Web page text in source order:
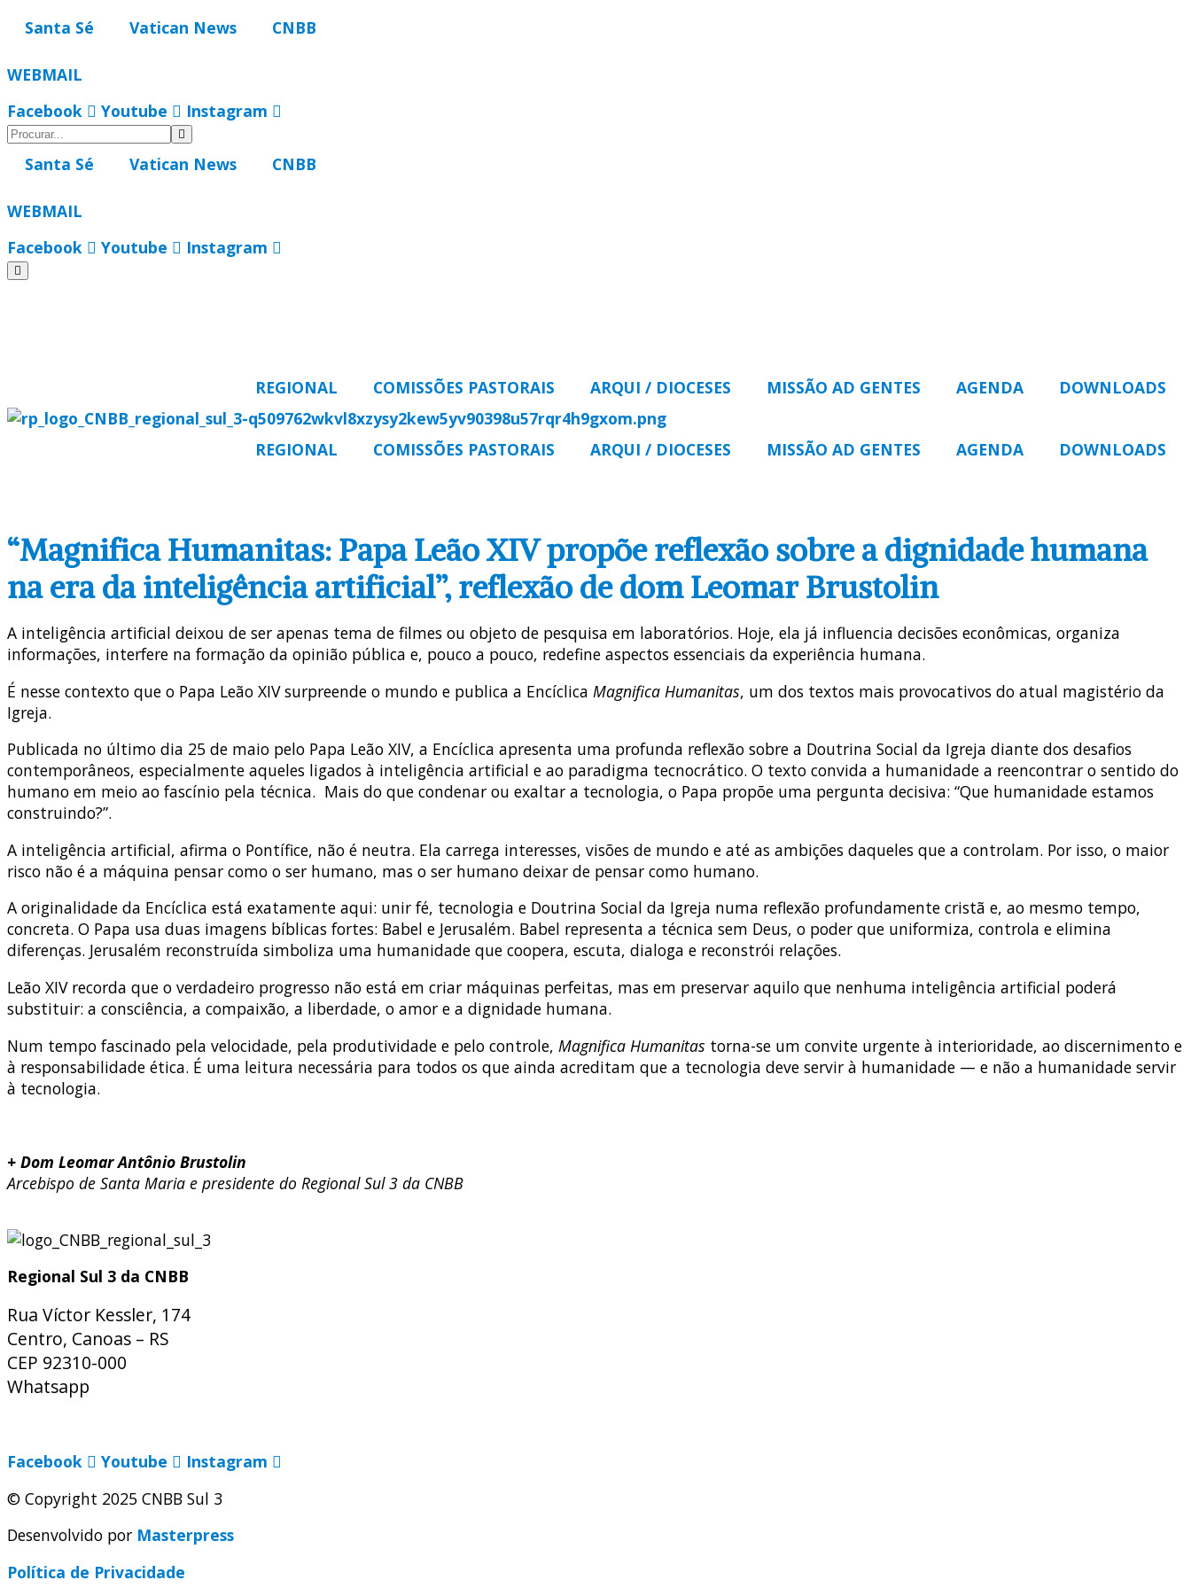
para
conteúdo
Santa Sé Vatican News CNBB
WEBMAIL
Facebook
Youtube Instagram
Santa Sé Vatican News CNBB
WEBMAIL
Facebook
Youtube Instagram
REGIONAL COMISSÕES PASTORAIS ARQUI / DIOCESES MISSÃO AD GENTES AGENDA DOWNLOADS
REGIONAL COMISSÕES PASTORAIS ARQUI / DIOCESES MISSÃO AD GENTES AGENDA DOWNLOADS
“Magnifica Humanitas: Papa Leão XIV propõe reflexão sobre a dignidade humana
na era da inteligência artificial”, reflexão de dom Leomar Brustolin
A inteligência artificial deixou de ser apenas tema de filmes ou objeto de pesquisa em laboratórios. Hoje, ela já influencia decisões econômicas, organiza
informações, interfere na formação da opinião pública e, pouco a pouco, redefine aspectos essenciais da experiência humana.
É nesse contexto que o Papa Leão XIV surpreende o mundo e publica a Encíclica Magnifica Humanitas, um dos textos mais provocativos do atual magistério da
Igreja.
Publicada no último dia 25 de maio pelo Papa Leão XIV, a Encíclica apresenta uma profunda reflexão sobre a Doutrina Social da Igreja diante dos desafios
contemporâneos, especialmente aqueles ligados à inteligência artificial e ao paradigma tecnocrático. O texto convida a humanidade a reencontrar o sentido do
humano em meio ao fascínio pela técnica. Mais do que condenar ou exaltar a tecnologia, o Papa propõe uma pergunta decisiva: “Que humanidade estamos
construindo?”.
A inteligência artificial, afirma o Pontífice, não é neutra. Ela carrega interesses, visões de mundo e até as ambições daqueles que a controlam. Por isso, o maior
risco não é a máquina pensar como o ser humano, mas o ser humano deixar de pensar como humano.
A originalidade da Encíclica está exatamente aqui: unir fé, tecnologia e Doutrina Social da Igreja numa reflexão profundamente cristã e, ao mesmo tempo,
concreta. O Papa usa duas imagens bíblicas fortes: Babel e Jerusalém. Babel representa a técnica sem Deus, o poder que uniformiza, controla e elimina
diferenças. Jerusalém reconstruída simboliza uma humanidade que coopera, escuta, dialoga e reconstrói relações.
Leão XIV recorda que o verdadeiro progresso não está em criar máquinas perfeitas, mas em preservar aquilo que nenhuma inteligência artificial poderá
substituir: a consciência, a compaixão, a liberdade, o amor e a dignidade humana.
Num tempo fascinado pela velocidade, pela produtividade e pelo controle, Magnifica Humanitas torna-se um convite urgente à interioridade, ao discernimento e
à responsabilidade ética. É uma leitura necessária para todos os que ainda acreditam que a tecnologia deve servir à humanidade — e não a humanidade servir
à tecnologia.
+ Dom Leomar Antônio Brustolin
Arcebispo de Santa Maria e presidente do Regional Sul 3 da CNBB
Regional Sul 3 da CNBB
Rua Víctor Kessler, 174
Centro, Canoas – RS
CEP 92310-000
Whatsapp
Facebook
Youtube
Instagram
© Copyright 2025 CNBB Sul 3
Desenvolvido por Masterpress
Política de Privacidade